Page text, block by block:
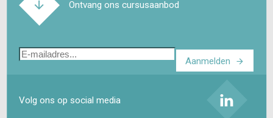
Ontvang ons cursusaanbod
E-
Aanmelden
Volg ons op social media